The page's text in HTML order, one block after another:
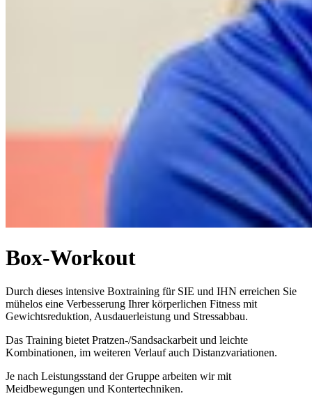
Box-Workout
Durch dieses intensive Boxtraining für SIE und IHN erreichen Sie
mühelos eine Verbesserung Ihrer körperlichen Fitness mit
Gewichtsreduktion, Ausdauerleistung und Stressabbau.
Das Training bietet Pratzen-/Sandsackarbeit und leichte
Kombinationen, im weiteren Verlauf auch Distanzvariationen.
Je nach Leistungsstand der Gruppe arbeiten wir mit
Meidbewegungen und Kontertechniken.